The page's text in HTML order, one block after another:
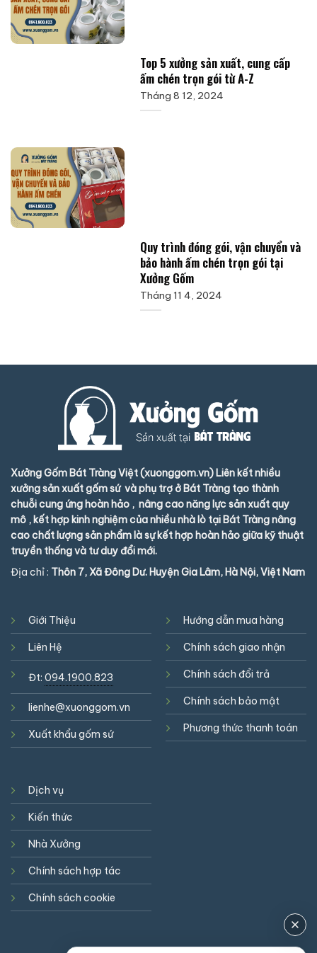
Top 5 xưởng sản xuất, cung cấp
ấm chén trọn gói từ A-Z
Tháng 8 12, 2024
Quy trình đóng gói, vận chuyển và
bảo hành ấm chén trọn gói tại
Xưởng Gốm
Tháng 11 4, 2024
Xưởng Gốm Bát Tràng Việt (xuonggom.vn) Liên kết nhiều
xưởng sản xuất gốm sứ và phụ trợ ở Bát Tràng tạo thành
chuỗi cung ứng hoàn hảo , nâng cao năng lực sản xuất quy
mô , kết hợp kinh nghiệm của nhiều nhà lò tại Bát Tràng nâng
cao chất lượng sản phẩm là sự kết hợp hoàn hảo giữa kỹ thuật
truyền thống và tư duy đổi mới.
Địa chỉ : Thôn 7, Xã Đông Dư. Huyện Gia Lâm, Hà Nội, Việt Nam
Giới Thiệu
Liên Hệ
Đt: 094.1900.823
lienhe@xuonggom.vn
Xuất khẩu gốm sứ
Hướng dẫn mua hàng
Chính sách giao nhận
Chính sách đổi trả
Chính sách bảo mật
Phương thức thanh toán
Dịch vụ
Kiến thức
Nhà Xưởng
Chính sách hợp tác
Chính sách cookie